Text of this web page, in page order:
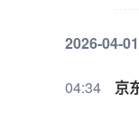
万
同
2026-04-
04:34 京